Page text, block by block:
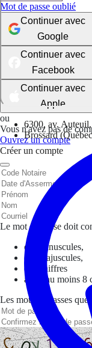
6300, av.
Brossard
Mot de passe oublié
Continuer avec
Google
Continuer avec
Facebook
Continuer avec
Apple
ou
Vous n'avez pas de
Ouvrez un compte
Créer un compte
Le mot de passe doit
des minuscules,
des majuscules,
des chiffres
avoir au moins 8
Les mots de passes